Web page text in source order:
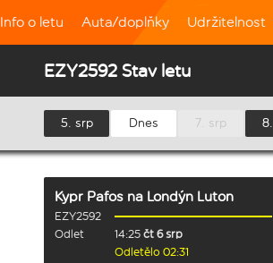
Info o letu Auta/doplňky Udržitelnost
EZY2592 Stav letu
5. srp Dnes 7. srp
Kypr Pafos na Londýn Luton
EZY2592
Odlet
14:25 čt 6 srp
Odletělo 02:31